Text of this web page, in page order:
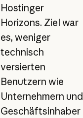
Hostinger
Horizons. Ziel war
es, weniger
technisch
versierten
Benutzern wie
Unternehmern und
Geschäftsinhaber